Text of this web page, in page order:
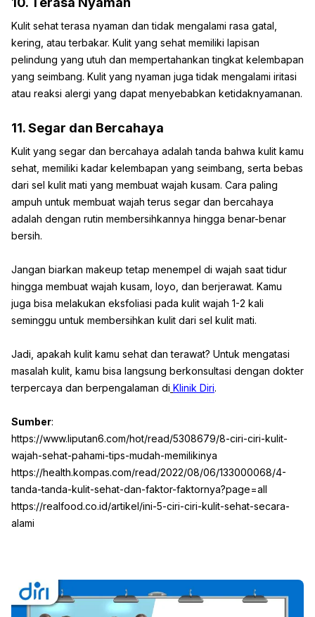
Kulit sehat terasa nyaman dan tidak mengalami rasa gatal,
kering, atau terbakar. Kulit yang sehat memiliki lapisan
pelindung yang utuh dan mempertahankan tingkat kelembapan
yang seimbang. Kulit yang nyaman juga tidak mengalami iritasi
atau reaksi alergi yang dapat menyebabkan ketidaknyamanan.
11. Segar dan Bercahaya
Kulit yang segar dan bercahaya adalah tanda bahwa kulit kamu
sehat, memiliki kadar kelembapan yang seimbang, serta bebas
dari sel kulit mati yang membuat wajah kusam. Cara paling
ampuh untuk membuat wajah terus segar dan bercahaya
adalah dengan rutin membersihkannya hingga benar-benar
bersih.
Jangan biarkan makeup tetap menempel di wajah saat tidur
hingga membuat wajah kusam, loyo, dan berjerawat. Kamu
juga bisa melakukan eksfoliasi pada kulit wajah 1-2 kali
seminggu untuk membersihkan kulit dari sel kulit mati.
Jadi, apakah kulit kamu sehat dan terawat? Untuk mengatasi
masalah kulit, kamu bisa langsung berkonsultasi dengan dokter
terpercaya dan berpengalaman di Klinik Diri.
Sumber:
https://www.liputan6.com/hot/read/5308679/8-ciri-ciri-kulit-
wajah-sehat-pahami-tips-mudah-memilikinya
https://health.kompas.com/read/2022/08/06/133000068/4-
tanda-tanda-kulit-sehat-dan-faktor-faktornya?page=all
https://realfood.co.id/artikel/ini-5-ciri-ciri-kulit-sehat-secara-
alami